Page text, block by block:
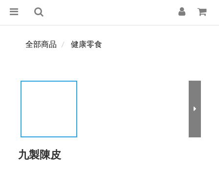
全部商品 健康零食
九製陳皮